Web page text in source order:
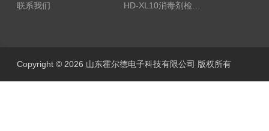
联系我们
Copyright © 2026 山东霍尔德电子科技有限公司 版权所有